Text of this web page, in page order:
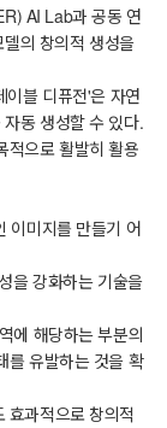
AI Lab과 공동 연
의 창의적 생성을
이블 디퓨전'은 자연
자동 생성할 수 있다.
적으로 활발히 활용
이미지를 만들기 어
을 강화하는 기술을
에 해당하는 부분의
를 유발하는 것을 확
효과적으로 창의적